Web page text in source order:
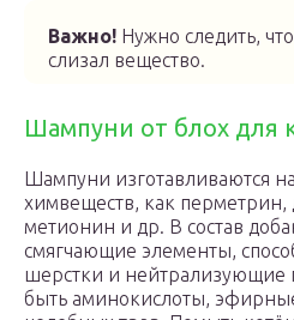
Важно! Нужно следить,
слизал вещество.
Шампуни от блох для
Шампуни изготавливаются
химвеществ, как перметрин,
метионин и др. В состав
смягчающие элементы,
шерстки и нейтрализующие
быть аминокислоты,